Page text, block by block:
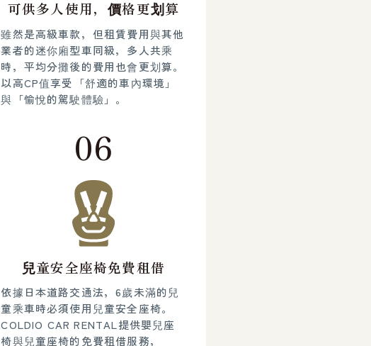
可供多人使用，價格更划算
雖然是高級車款，但租賃費用與其他
業者的迷你廂型車同級，多人共乘
時，平均分攤後的費用也會更划算。
以高CP值享受「舒適的車內環境」
與「愉悅的駕駛體驗」。
06
兒童安全座椅免費租借
依據日本道路交通法，6歲未滿的兒
童乘車時必須使用兒童安全座椅。
COLDIO CAR RENTAL提供嬰兒座
椅與兒童座椅的免費租借服務，